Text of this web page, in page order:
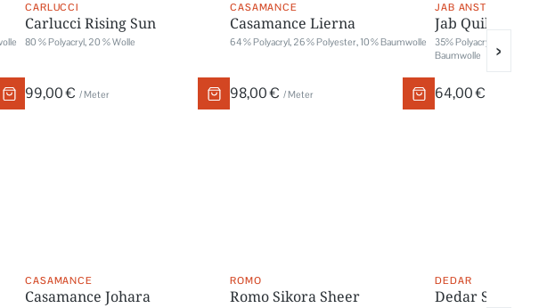
CARLUCCI
Carlucci Rising Sun
80 % Polyacryl, 20 % Wolle
99,00 € / Meter
CASAMANCE
Casamance Lierna
64 % Polyacryl, 26 % Polyester, 10 % Baumwolle
98,00 € / Meter
JAB ANSTOETZ
Jab Quiberon
35% Polyacryl, 30%
Baumwolle
64,00 €
›
CASAMANCE
Casamance Johara
ROMO
Romo Sikora Sheer
DEDAR
Dedar Soft